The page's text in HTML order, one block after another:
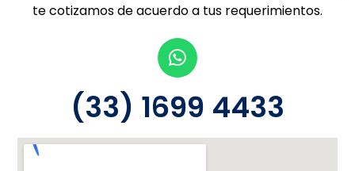
te cotizamos de acuerdo a tus requerimientos.
(33) 1699 4433